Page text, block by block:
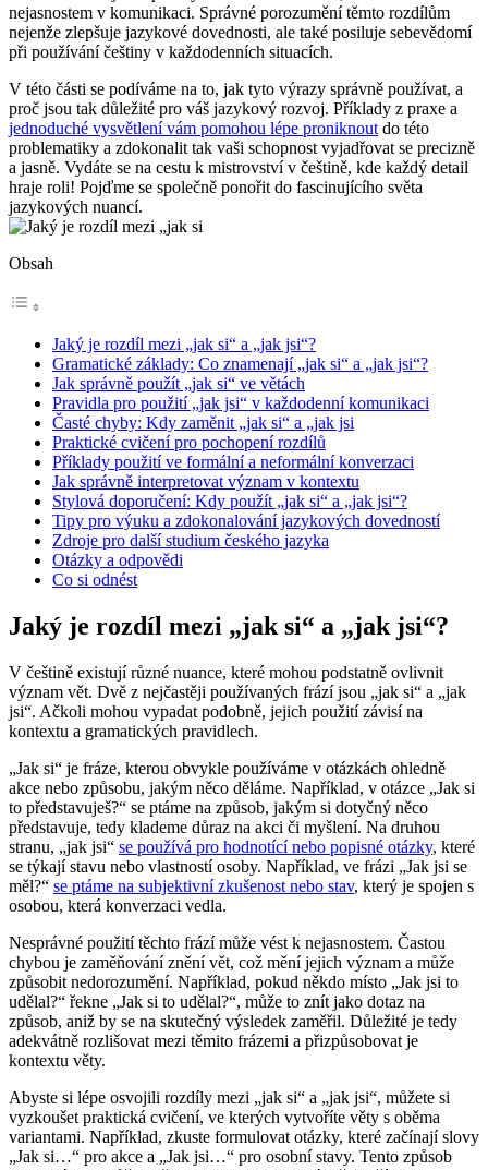
nejasnostem v komunikaci. Správné porozumění těmto rozdílům
nejenže zlepšuje jazykové dovednosti, ale také posiluje sebevědomí
při používání češtiny v každodenních situacích.
V této části se podíváme na to, jak tyto výrazy správně používat, a
proč jsou tak důležité pro váš jazykový rozvoj. Příklady z praxe a
jednoduché vysvětlení vám pomohou lépe proniknoutdo této
problematiky a zdokonalit tak vaši schopnost vyjadřovat se precizně
a jasně. Vydáte se na cestu k mistrovství v češtině, kde každý detail
hraje roli! Pojďme se společně ponořit do fascinujícího světa
jazykových nuancí.
Obsah
Jaký je rozdíl mezi „jak si“ a „jak jsi“?
Gramatické základy: Co znamenají „jak si“ a „jak jsi“?
Jak správně použít „jak si“ ve větách
Pravidla pro použití „jak jsi“ v každodenní komunikaci
Časté chyby: Kdy zaměnit „jak si“ a „jak jsi
Praktické cvičení pro pochopení rozdílů
Příklady použití ve formální a neformální konverzaci
Jak správně interpretovat význam v kontextu
Stylová doporučení: Kdy použít „jak si“ a „jak jsi“?
Tipy pro výuku a zdokonalování jazykových dovedností
Zdroje pro další studium českého jazyka
Otázky a odpovědi
Co si odnést
Jaký je rozdíl mezi „jak si“ a „jak jsi“?
V češtině existují různé nuance, které mohou podstatně ovlivnit
význam vět. Dvě z nejčastěji používaných frází jsou „jak si“ a „jak
jsi“. Ačkoli mohou vypadat podobně, jejich použití závisí na
kontextu a gramatických pravidlech.
„Jak si“ je fráze, kterou obvykle používáme v otázkách ohledně
akce nebo způsobu, jakým něco děláme. Například, v otázce „Jak si
to představuješ?“ se ptáme na způsob, jakým si dotyčný něco
představuje, tedy klademe důraz na akci či myšlení. Na druhou
stranu, „jak jsi“ se používá pro hodnotící nebo popisné otázky, které
se týkají stavu nebo vlastností osoby. Například, ve frázi „Jak jsi se
měl?“ se ptáme na subjektivní zkušenost nebo stav, který je spojen s
osobou, která konverzaci vedla.
Nesprávné použití těchto frází může vést k nejasnostem. Častou
chybou je zaměňování znění vět, což mění jejich význam a může
způsobit nedorozumění. Například, pokud někdo místo „Jak jsi to
udělal?“ řekne „Jak si to udělal?“, může to znít jako dotaz na
způsob, aniž by se na skutečný výsledek zaměřil. Důležité je tedy
adekvátně rozlišovat mezi těmito frázemi a přizpůsobovat je
kontextu věty.
Abyste si lépe osvojili rozdíly mezi „jak si“ a „jak jsi“, můžete si
vyzkoušet praktická cvičení, ve kterých vytvoříte věty s oběma
variantami. Například, zkuste formulovat otázky, které začínají slovy
„Jak si…“ pro akce a „Jak jsi…“ pro osobní stavy. Tento způsob